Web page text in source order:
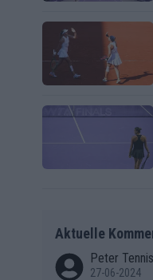
Aktuelle
Peter
27-06-2024